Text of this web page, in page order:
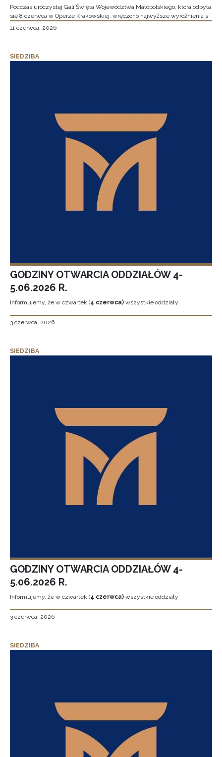
Podczas uroczystej Gali Święta Województwa Małopolskiego, która odbyła
się 8 czerwca w Operze Krakowskiej, wręczono najwyższe wyróżnienia s
11 czerwca, 2026
SIEDZIBA
GODZINY OTWARCIA ODDZIAŁÓW 4-
5.06.2026 R.
Informujemy, że w czwartek (4 czerwca) wszystkie oddziały
3 czerwca, 2026
SIEDZIBA
GODZINY OTWARCIA ODDZIAŁÓW 4-
5.06.2026 R.
Informujemy, że w czwartek (4 czerwca) wszystkie oddziały
3 czerwca, 2026
SIEDZIBA